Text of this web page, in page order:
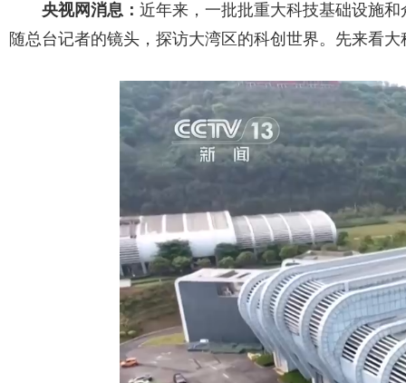
央视网消息： 近年来，一批批重大科技基础设施
随总台记者的镜头，探访大湾区的科创世界。先来看